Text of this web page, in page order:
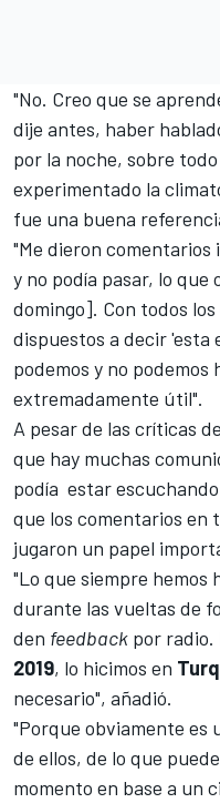
"No. Creo que se
dije antes, haber
por la noche, sobre
experimentado la
fue una buena
"Me dieron comentarios
y no podía pasar, lo que
domingo]. Con todos
dispuestos a decir 'esta
podemos y no podemos
extremadamente útil".
A pesar de las críticas de
que hay muchas
podía estar
que los comentarios en
jugaron un papel
"Lo que siempre hemos
durante las vueltas de
den feedback por radio.
2019, lo hicimos en
necesario", añadió.
"Porque obviamente es
de ellos, de lo que
momento en base a un